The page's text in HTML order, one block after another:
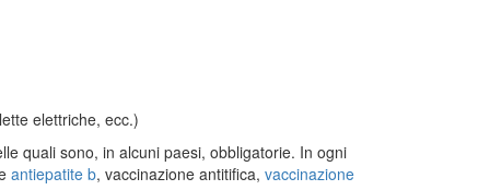
elettriche, ecc.)
quali sono, in alcuni paesi, obbligatorie. In ogni
antiepatite b, vaccinazione antitifica, vaccinazione